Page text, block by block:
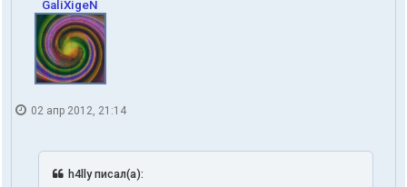
GaliXigeN
02 апр 2012, 21:14
h4lly писал(а):